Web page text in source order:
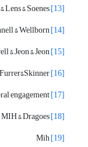
[13]
[14]
[15]
[16]
[17]
[18]
[19]